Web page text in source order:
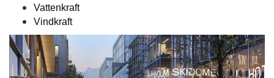
Vattenkraft
Vindkraft